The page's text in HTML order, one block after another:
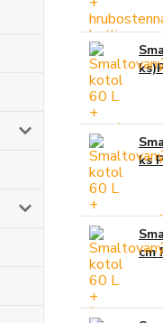
ks
cm